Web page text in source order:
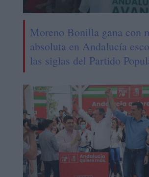
Moreno Bonilla gana con
absoluta en Andalucía
las siglas del Partido